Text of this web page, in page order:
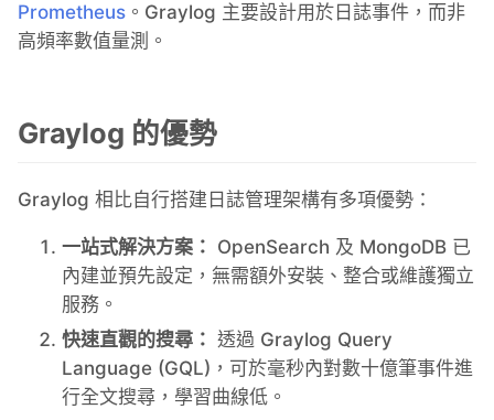
Prometheus 。Graylog 主要設計用於日誌事件，而非
高頻率數值量測。
Graylog 的優勢
Graylog 相比自行搭建日誌管理架構有多項優勢：
一站式解決方案： OpenSearch 及 MongoDB 已
內建並預先設定，無需額外安裝、整合或維護獨立
服務。
快速直觀的搜尋： 透過 Graylog Query
Language (GQL)，可於毫秒內對數十億筆事件進
行全文搜尋，學習曲線低。